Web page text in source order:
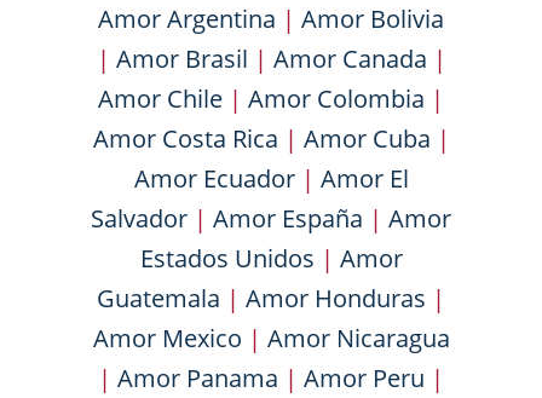
Amor Argentina | Amor Bolivia
| Amor Brasil | Amor Canada |
Amor Chile | Amor Colombia |
Amor Costa Rica | Amor Cuba |
Amor Ecuador| Amor El
Salvador | Amor España | Amor
Estados Unidos | Amor
Guatemala | Amor Honduras |
Amor Mexico | Amor Nicaragua
| Amor Panama | Amor Peru |